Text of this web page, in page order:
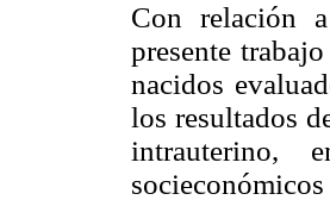
Con relación
presente
nacidos
los resultados
intrauterino,